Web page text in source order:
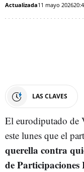
Actualizada11 mayo 2026
LAS CLAVES
El eurodiputado de
este lunes que el
querella contra
de